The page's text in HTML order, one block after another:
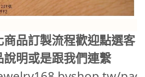
品訂製流程歡迎點選客
明或是跟我們連繫